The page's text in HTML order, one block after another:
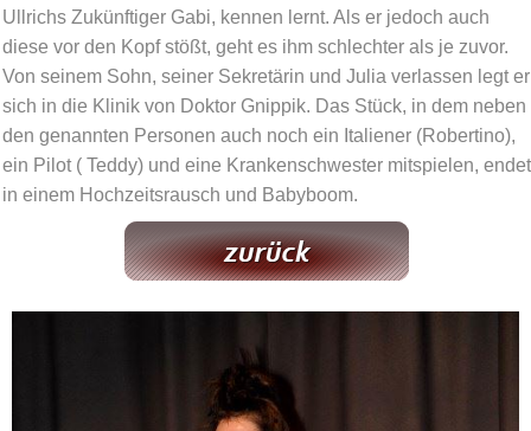
Ullrichs Zukünftiger Gabi, kennen lernt. Als er jedoch auch
diese vor den Kopf stößt, geht es ihm schlechter als je zuvor.
Von seinem Sohn, seiner Sekretärin und Julia verlassen legt er
sich in die Klinik von Doktor Gnippik. Das Stück, in dem neben
den genannten Personen auch noch ein Italiener (Robertino),
ein Pilot ( Teddy) und eine Krankenschwester mitspielen, endet
in einem Hochzeitsrausch und Babyboom.